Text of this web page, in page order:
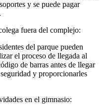
y se puede pagar
fuera del complejo:
del parque pueden
el proceso de llegada al
de barras antes de llegar
y proporcionarles
en el gimnasio: